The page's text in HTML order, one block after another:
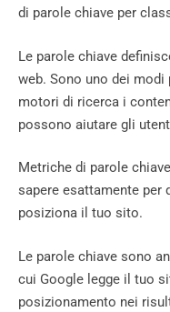
di parole chiave per
Le parole chiave
web. Sono uno dei
motori di ricerca i
possono aiutare gli
Metriche di parole
sapere esattamente per
posiziona il tuo sito.
Le parole chiave sono
cui Google legge il tuo
posizionamento nei